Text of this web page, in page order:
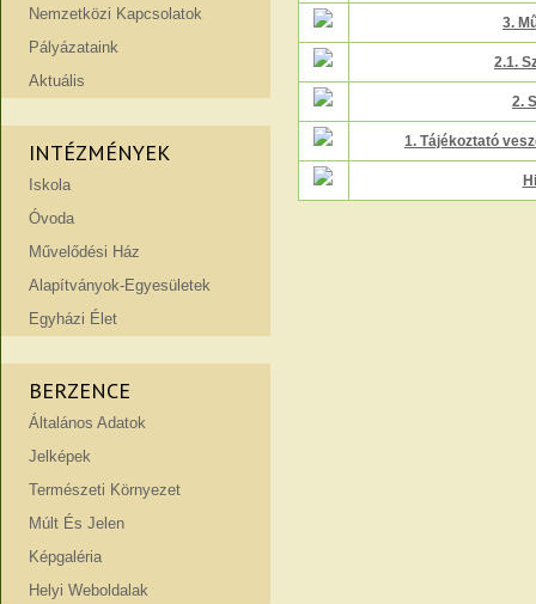
Nemzetközi Kapcsolatok
Pályázataink
Aktuális
INTÉZMÉNYEK
Iskola
Óvoda
Művelődési Ház
Alapítványok-Egyesületek
Egyházi Élet
BERZENCE
Általános Adatok
Jelképek
Természeti Környezet
Múlt És Jelen
Képgaléria
Helyi Weboldalak
3.
2.1.
2.
1. Tájékoztató